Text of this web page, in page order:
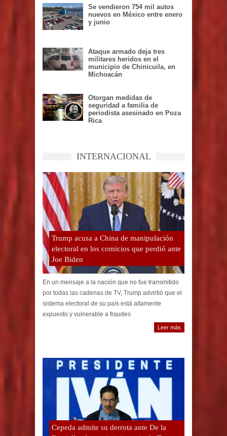
Se vendieron 754 mil autos
nuevos en México entre enero
y junio
Ataque armado deja tres
militares heridos en el
municipio de Chinicuila, en
Michoacán
Otorgan medidas de
seguridad a familia de
periodista asesinado en Poza
Rica
INTERNACIONAL
Trump acusa a China de manipulación
electoral en los comicios que perdió ante
Joe Biden
En un mensaje a la nación que no fue transmitido
por todas las cadenas de TV, Trump advirtió que el
sistema electoral de su país está altamente
expuesto y vulnerable a fraudes
Leer más
Cepeda admite su derrota ante De la